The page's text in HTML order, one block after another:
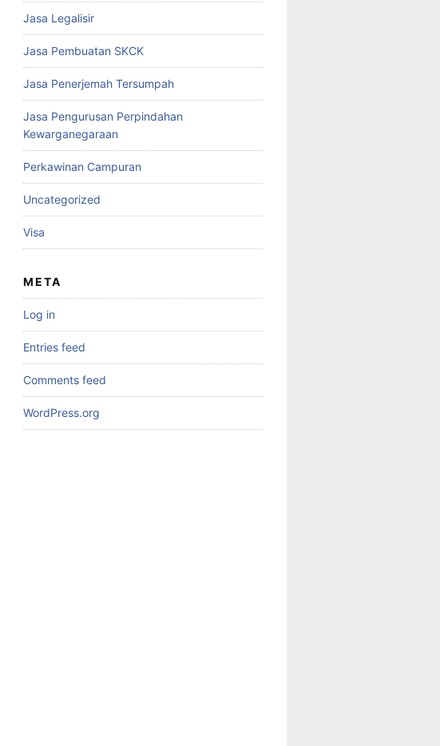
Jasa Legalisir
Jasa Pembuatan SKCK
Jasa Penerjemah Tersumpah
Jasa Pengurusan Perpindahan
Kewarganegaraan
Perkawinan Campuran
Uncategorized
Visa
META
Log in
Entries feed
Comments feed
WordPress.org